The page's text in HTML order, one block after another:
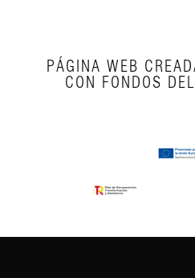
PÁGINA WEB
CON FONDOS DEL